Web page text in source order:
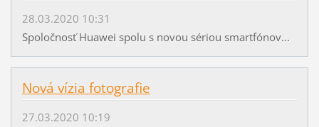
28.03.2020 10:31
Spoločnosť Huawei spolu s novou sériou smartfónov...
Nová vízia fotografie
27.03.2020 10:19